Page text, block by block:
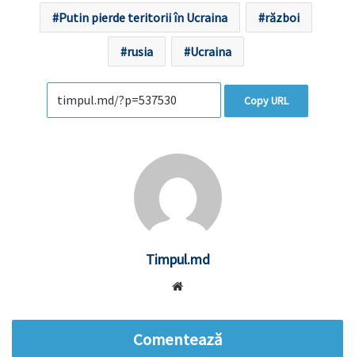
Putin pierde teritorii în Ucraina război
rusia Ucraina
Copy URL
Timpul.md
Comentează